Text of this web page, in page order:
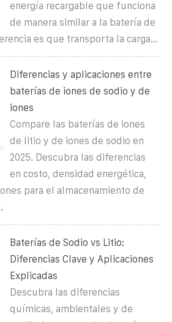
energía recargable que funciona
de manera similar a la batería de
es que transporta la carga...
Diferencias y aplicaciones entre
baterías de iones de sodio y de
iones
Compare las baterías de iones
de litio y de iones de sodio en
2025. Descubra las diferencias
en costo, densidad energética,
para el almacenamiento de
Baterías de Sodio vs Litio:
Diferencias Clave y Aplicaciones
Explicadas
Descubra las diferencias
químicas, ambientales y de